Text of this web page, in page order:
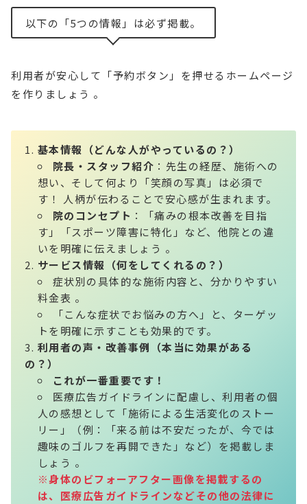
以下の「5つの情報」は必ず掲載。
利用者が安心して「予約ボタン」を押せるホームページ
を作りましょう 。
基本情報（どんな人がやっているの？）
院長・スタッフ紹介 ：先生の経歴、施術への
想い、そして何より「笑顔の写真」は必須で
す！ 人柄が伝わることで安心感が生まれます。
院のコンセプト ：「痛みの根本改善を目指
す」「スポーツ障害に特化」など、他院との違
いを明確に伝えましょう 。
サービス情報（何をしてくれるの？）
症状別の具体的な施術内容と、分かりやすい
料金表 。
「こんな症状でお悩みの方へ」と、ターゲッ
トを明確に示すことも効果的です。
利用者の声・改善事例（本当に効果がある
の？）
これが一番重要です！
医療広告ガイドラインに配慮し、利用者の個
人の感想として「施術による生活変化のストー
リー」（例：「来る前は不安だったが、今では
趣味のゴルフを再開できた」など）を掲載しま
しょう 。
※身体のビフォーアフター画像を掲載するの
は、医療広告ガイドラインなどその他の法律に